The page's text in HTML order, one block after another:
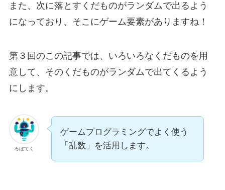
また、次に落とすくだものがランダムで出るよう
になっており、そこにゲーム要素がありますね！
第３回のこの記事では、いろいろなくだものを用
意して、そのくだものがランダムで出てくるよう
にします。
ろぼてく
ゲームプログラミングでよく使う
「乱数」を活用します。